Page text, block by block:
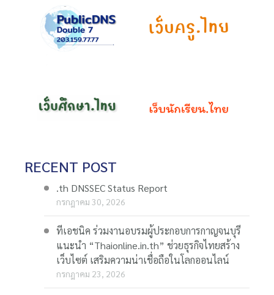
RECENT POST
.th DNSSEC Status Report
กรกฎาคม 30, 2026
ทีเอชนิค ร่วมงานอบรมผู้ประกอบการกาญจนบุรี
แนะนำ “Thaionline.in.th” ช่วยธุรกิจไทยสร้าง
เว็บไซต์ เสริมความน่าเชื่อถือในโลกออนไลน์
กรกฎาคม 23, 2026